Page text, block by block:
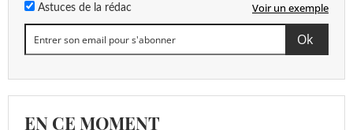
Astuces de la rédac Voir un exemple
EN CE MOMENT